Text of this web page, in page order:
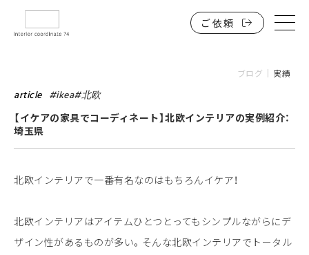
HOME
サービスと料金
戸建住宅
マンション・アパート・一人暮らしワンルーム
店舗・施設・事務所（法人）
よくある質問
ご依頼
ブログ 実績
article #ikea#北欧
【イケアの家具でコーディネート】北欧インテリアの実例紹介：
埼玉県
北欧インテリアで一番有名なのはもちろんイケア！
北欧インテリアはアイテムひとつとってもシンプルながらにデ
ザイン性があるものが多い。そんな北欧インテリアでトータル